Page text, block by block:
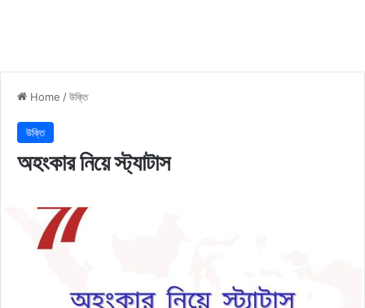
Home /উক্তি
উক্তি
অহংকার নিয়ে স্ট্যাটাস